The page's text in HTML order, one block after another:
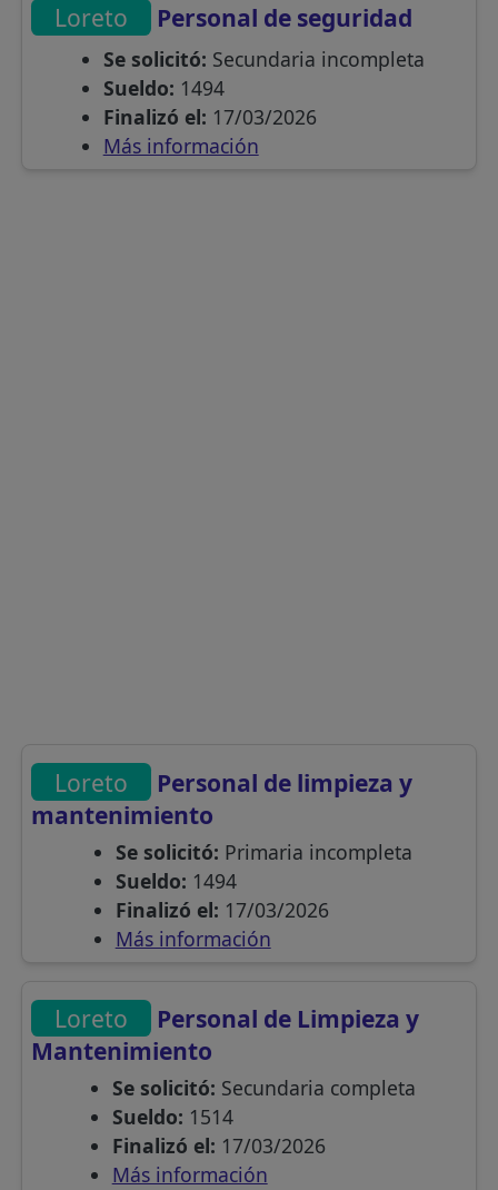
Loreto Personal de seguridad
Se solicitó: Secundaria incompleta
Sueldo: 1494
Finalizó el: 17/03/2026
Más información
Loreto
Personal de limpieza y
mantenimiento
Se solicitó: Primaria incompleta
Sueldo: 1494
Finalizó el: 17/03/2026
Más información
Loreto
Personal de Limpieza y
Mantenimiento
Se solicitó: Secundaria completa
Sueldo: 1514
Finalizó el: 17/03/2026
Más información